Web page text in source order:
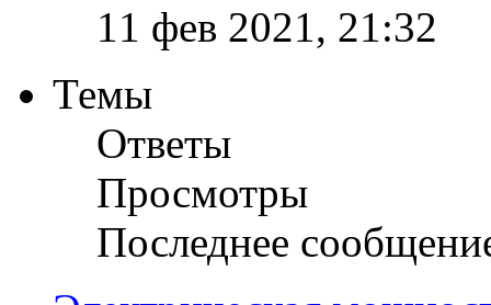
11 фев 2021, 21:32
Темы
Ответы
Просмотры
Последнее